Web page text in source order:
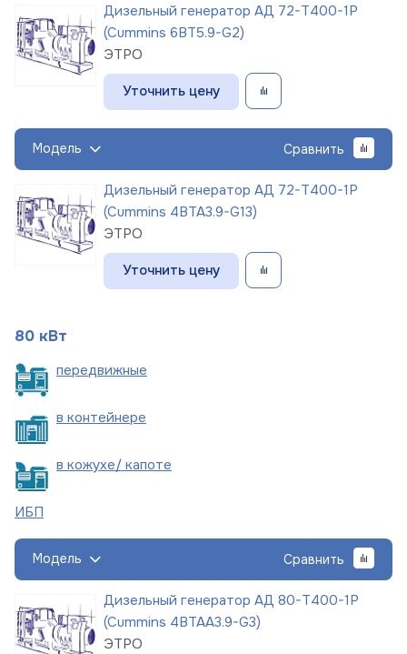
Дизельный генератор АД 72-Т400-1Р
(Cummins 6BT5.9-G2)
ЭТРО
Уточнить цену
Модель Сравнить
Дизельный генератор АД 72-Т400-1Р
(Cummins 4BTA3.9-G13)
ЭТРО
Уточнить цену
80 кВт
передвижные
в контейнере
в кожухе/ капоте
ИБП
Модель Сравнить
Дизельный генератор АД 80-Т400-1Р
(Cummins 4BTAA3.9-G3)
ЭТРО